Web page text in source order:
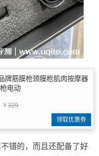
牌筋膜枪颈膜枪肌肉按摩器
电动
￥329
领取优惠券
错的，而且还配备了好